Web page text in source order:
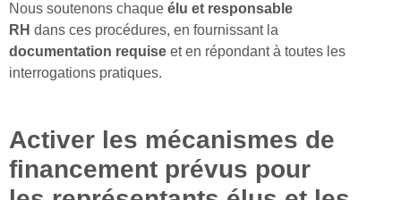
Nous soutenons chaque élu et responsable
RH dans ces procédures, en fournissant la
documentation requise et en répondant à toutes les
interrogations pratiques.
Activer les mécanismes de
financement prévus pour